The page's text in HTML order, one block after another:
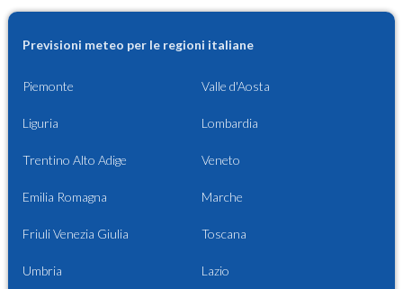
Previsioni meteo per le regioni italiane
Piemonte Valle d'Aosta
Liguria Lombardia
Trentino Alto Adige Veneto
Emilia Romagna Marche
Friuli Venezia Giulia Toscana
Umbria Lazio